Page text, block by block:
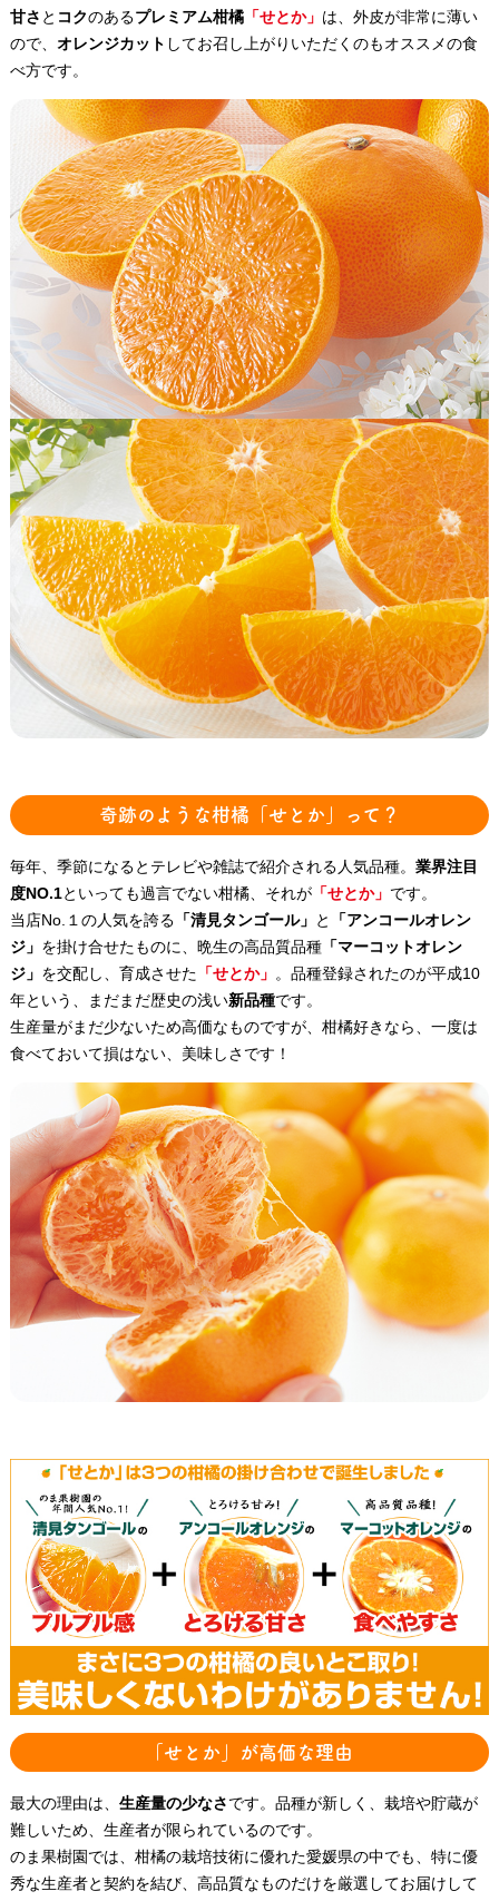
甘さ と コクのあるプレミアム柑橘「せとか」 は、外皮が非常に薄い
ので、 オレンジカット してお召し上がりいただくのもオススメの食
べ方です。
奇跡のような柑橘「せとか」って？
毎年、季節になるとテレビや雑誌で紹介される人気品種。 業界注目
度NO.1といっても過言でない柑橘、それが「せとか」 です。
当店No.１の人気を誇る 「清見タンゴール」 と
「アンコールオレン
ジ」 を掛け合せたものに、晩生の高品質品種「マーコットオレン
ジ」 を交配し、育成させた 「せとか」 。品種登録されたのが平成10
年という、まだまだ歴史の浅い新品種です。
生産量がまだ少ないため高価なものですが、柑橘好きなら、一度は
食べておいて損はない、美味しさです！
「せとか」が高価な理由
最大の理由は、 生産量の少なさ です。品種が新しく、栽培や貯蔵が
難しいため、生産者が限られているのです。
のま果樹園では、柑橘の栽培技術に優れた愛媛県の中でも、特に優
秀な生産者と契約を結び、高品質なものだけを厳選してお届けして